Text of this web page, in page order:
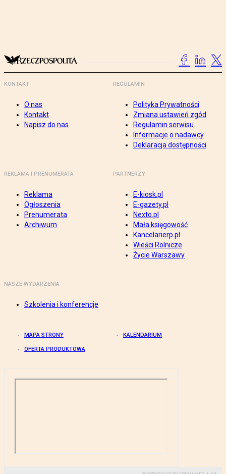
KONTAKT
O nas
Kontakt
Napisz do nas
REGULAMIN
Polityka Prywatności
Zmiana ustawień zgód
Regulamin serwisu
Informacje o nadawcy
Deklaracja dostępności
REKLAMA I PRENUMERATA
Reklama
Ogłoszenia
Prenumerata
Archiwum
PARTNERZY
E-kiosk.pl
E-gazety.pl
Nexto.pl
Mała księgowość
Kancelarierp.pl
Wieści Rolnicze
Życie Warszawy
NASZE WYDARZENIA
Szkolenia i konferencje
MAPA STRONY KALENDARIUM
OFERTA PRODUKTOWA